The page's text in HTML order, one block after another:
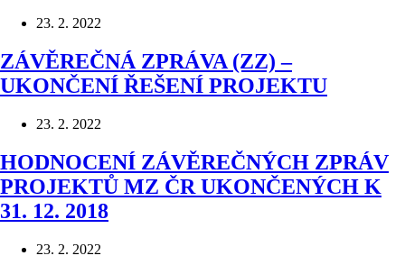
23. 2. 2022
ZÁVĚREČNÁ ZPRÁVA (ZZ) –
UKONČENÍ ŘEŠENÍ PROJEKTU
23. 2. 2022
HODNOCENÍ ZÁVĚREČNÝCH ZPRÁV
PROJEKTŮ MZ ČR UKONČENÝCH K
31. 12. 2018
23. 2. 2022